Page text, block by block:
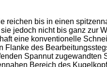
reichen bis in einen
jedoch nicht bis ganz zur
eine konventionelle
Flanke des
Spannut zugewandten
Bereich des